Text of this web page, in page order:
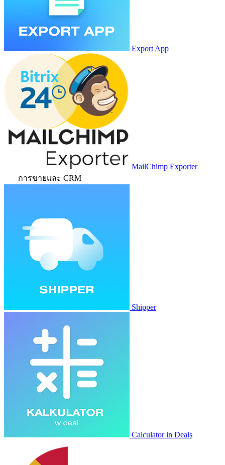
Export App
MailChimp Exporter
การขายและ CRM
Shipper
Calculator in Deals